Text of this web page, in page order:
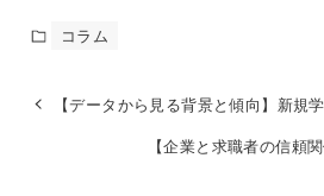
コラム
【データから見る背景と傾向】新規
【企業と求職者の信頼